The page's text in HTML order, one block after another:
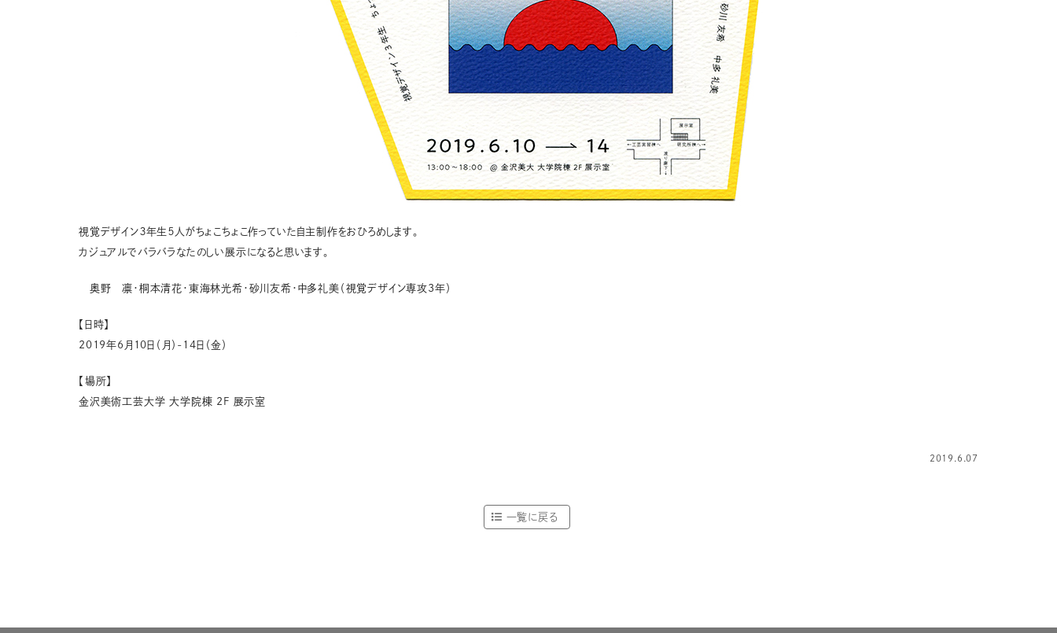
視覚デザイン３年生５人がちょこちょこ作っていた自主制作をおひろめします。
カジュアルでバラバラなたのしい展示になると思います。
奥野 凛・桐本清花・東海林光希・砂川友希・中多礼美（視覚デザイン専攻3年）
【日時】
2019年6月10日（月）-14日（金）
【場所】
金沢美術工芸大学 大学院棟 2F 展示室
2019.6.07
一覧に戻る